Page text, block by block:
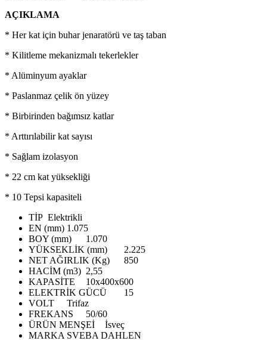
AÇIKLAMA
* Her kat için buhar jenaratörü ve taş taban
* Kilitleme mekanizmalı tekerlekler
* Alüminyum ayaklar
* Paslanmaz çelik ön yüzey
* Birbirinden bağımsız katlar
* Arttırılabilir kat sayısı
* Sağlam izolasyon
* 22 cm kat yüksekliği
* 10 Tepsi kapasiteli
TİP Elektrikli
EN (mm) 1.075
BOY (mm)
1.070
YÜKSEKLİK (mm)
2.225
NET AĞIRLIK (Kg)
850
HACİM (m3) 2,55
KAPASİTE
10x400x600
ELEKTRİK GÜCÜ
15
VOLT
Trifaz
FREKANS
50/60
ÜRÜN MENŞEİ
İsveç
MARKA SVEBA DAHLEN